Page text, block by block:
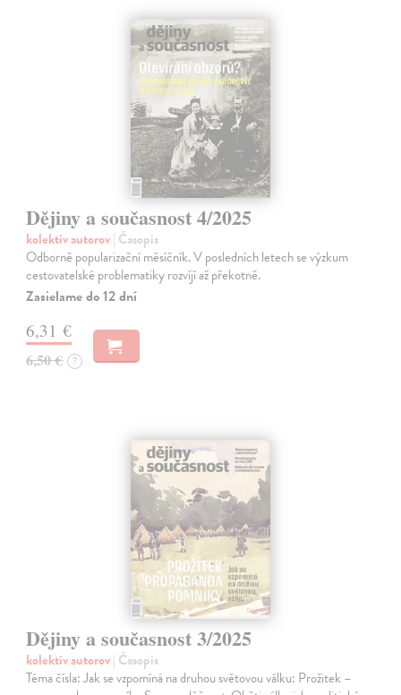
Dějiny a současnost 4/2025
kolektív autorov| Časopis
Odborně popularizační měsíčník. V posledních letech se výzkum
cestovatelské problematiky rozvíjí až překotně.
Zasielame do 12 dní
6,31 €
6,50 € ?
Dějiny a současnost 3/2025
kolektív autorov| Časopis
Téma čísla: Jak se vzpomíná na druhou světovou válku: Prožitek –